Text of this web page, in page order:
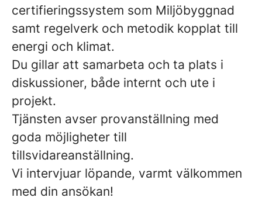
certifieringssystem som Miljöbyggnad
samt regelverk och metodik kopplat till
energi och klimat.
Du gillar att samarbeta och ta plats i
diskussioner, både internt och ute i
projekt.
Tjänsten avser provanställning med
goda möjligheter till
tillsvidareanställning.
Vi intervjuar löpande, varmt välkommen
med din ansökan!